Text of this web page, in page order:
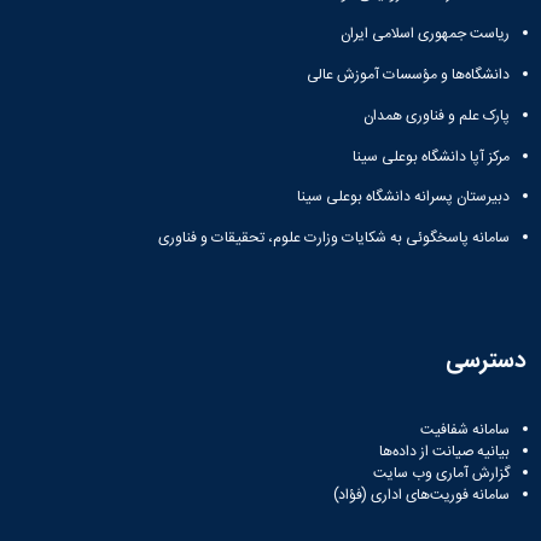
معظم
رهبری
تماس
دانشگاه
روابط
عمومی
آدرس
شماره
کارکنان
سایر
تقویم
آموزشی
نظامنامه
اخلاق
آموزش
آزمایشگاه
باستان
آزمایشگاه
هوش
ربات
و
بینایی
آزمایشگاه
ژئوماتیک
مرکز
نامه
و
رساله
علم
حسابداری
رزن
صنایع
غذایی
مجتمع
آموزش
عالی
فاطمیه
زمین
چمن
ورزشی
تفریحی-
سیاحتی
باغ
موزه
تاریخ
طبیعی
(محمد)
ریاست جمهوری اسلامی ایران
دانشگاه‌ها و مؤسسات آموزش عالی
پارک علم و فناوری همدان
مرکز آپا دانشگاه بوعلی سینا
دبیرستان پسرانه دانشگاه بوعلی سینا
سامانه پاسخگوئی به شکایات وزارت علوم، تحقیقات و فناوری
دسترسی
سامانه شفافیت
بیانیه صیانت از داده‌ها
گزارش آماری وب‌ سایت
سامانه فوریت‌های اداری (فؤاد)